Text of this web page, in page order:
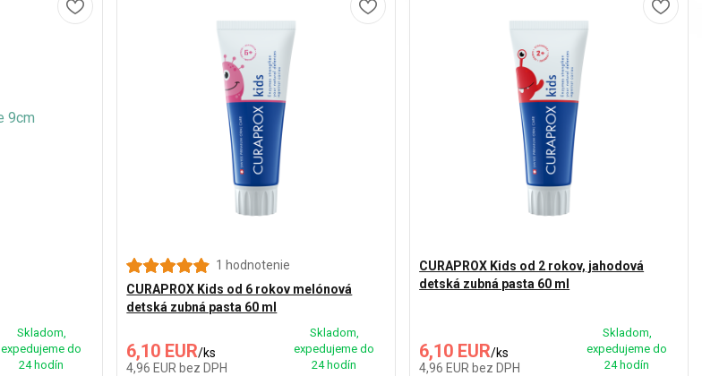
Skladom,
expedujeme do
24 hodín
1 hodnotenie
CURAPROX Kids od 6 rokov melónová
detská zubná pasta 60 ml
6,10 EUR/ks
4,96 EURbez DPH
Skladom,
expedujeme do
24 hodín
CURAPROX Kids od 2 rokov, jahodová
detská zubná pasta 60 ml
6,10 EUR/ks
4,96 EURbez DPH
Skladom,
expedujeme do
24 hodín